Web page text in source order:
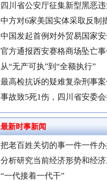
四川省公安厅征集新型黑恶违
中方对6家美国实体采取反制
中国发起首例对外贸易国家安
官方通报西安赛格商场坠亡
从“无产可执”到“全额执行”
最高检抗诉的疑难复杂刑事
事故致5死1伤，四川省安委会
最新时事新闻
把老百姓关切的事一件一件
分析研究当前经济形势和经济
“一代接着一代干”
“后车司机肯定在骂我”
世界屋脊 天路回响